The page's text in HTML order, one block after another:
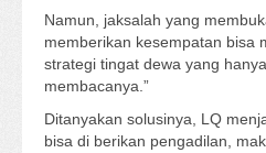
Namun, jaksalah yang
memberikan kesempatan bisa
strategi tingat dewa yang
membacanya.”
Ditanyakan solusinya, LQ
bisa di berikan pengadilan,